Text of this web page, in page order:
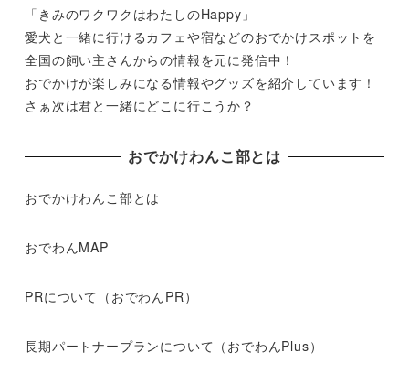
「きみのワクワクはわたしのHappy」
愛犬と一緒に行けるカフェや宿などのおでかけスポットを
全国の飼い主さんからの情報を元に発信中！
おでかけが楽しみになる情報やグッズを紹介しています！
さぁ次は君と一緒にどこに行こうか？
おでかけわんこ部とは
おでかけわんこ部とは
おでわんMAP
PRについて（おでわんPR）
長期パートナープランについて（おでわんPlus）